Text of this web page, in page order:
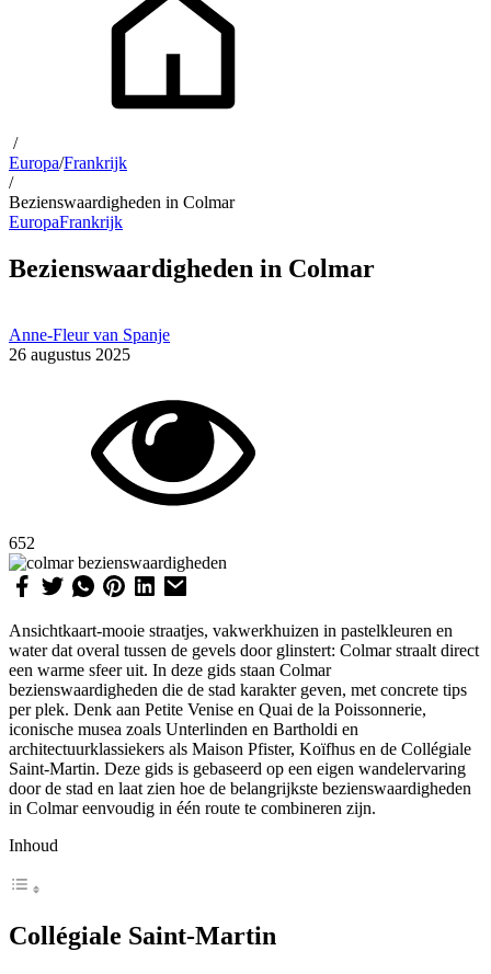
/
Europa/Frankrijk
/
Bezienswaardigheden in Colmar
EuropaFrankrijk
Bezienswaardigheden in Colmar
Anne-Fleur van Spanje
26 augustus 2025
652
Ansichtkaart-mooie straatjes, vakwerkhuizen in pastelkleuren en
water dat overal tussen de gevels door glinstert: Colmar straalt direct
een warme sfeer uit. In deze gids staan Colmar
bezienswaardigheden die de stad karakter geven, met concrete tips
per plek. Denk aan Petite Venise en Quai de la Poissonnerie,
iconische musea zoals Unterlinden en Bartholdi en
architectuurklassiekers als Maison Pfister, Koïfhus en de Collégiale
Saint-Martin. Deze gids is gebaseerd op een eigen wandelervaring
door de stad en laat zien hoe de belangrijkste bezienswaardigheden
in Colmar eenvoudig in één route te combineren zijn.
Inhoud
Collégiale Saint-Martin